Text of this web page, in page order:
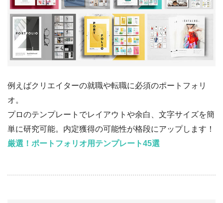
例えばクリエイターの就職や転職に必須のポートフォリ
オ。
プロのテンプレートでレイアウトや余白、文字サイズを簡
単に研究可能。内定獲得の可能性が格段にアップします！
厳選！ポートフォリオ用テンプレート45選